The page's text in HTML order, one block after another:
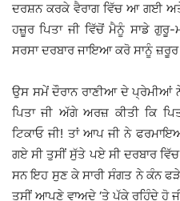
ਦਰਸ਼ਨ ਕਰਕੇ ਵੈਰਾਗ ਵਿੱਚ ਆ ਗਈ
ਹਜ਼ੂਰ ਪਿਤਾ ਜੀ ਵਿੱਚੋਂ ਮੈਨੂੰ ਸਾਡੇ
ਸਰਸਾ ਦਰਬਾਰ ਜਾਇਆ ਕਰੋ ਸਾਨੂੰ
ਉਸ ਸਮੇਂ ਦੌਰਾਨ ਰਾਣੀਆ ਦੇ ਪ੍ਰੇਮੀਆਂ
ਪਿਤਾ ਜੀ ਅੱਗੇ ਅਰਜ਼ ਕੀਤੀ ਕਿ
ਟਿਕਾਓ ਜੀ! ਤਾਂ ਆਪ ਜੀ ਨੇ
ਗਏ ਸੀ ਤੁਸੀਂ ਸੁੱਤੇ ਪਏ ਸੀ ਦਰਬਾਰ
ਸਨ ਇਹ ਸੁਣ ਕੇ ਸਾਰੀ ਸੰਗਤ ਨੇ ਕੰਨ ਫੜੇ
ਤੁਸੀਂ ਆਪਣੇ ਵਾਅਦੇ ‘ਤੇ ਪੱਕੇ ਰਹਿੰਦੇ ਹੋ